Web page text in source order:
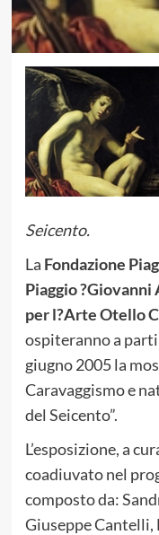
Seicento.
La Fondazione
Piaggio
per l?Arte Otello
ospiteranno a
giugno 2005 la
Caravaggismo e
del Seicento”.
L’esposizione, a
coadiuvato nel
composto da:
Giuseppe